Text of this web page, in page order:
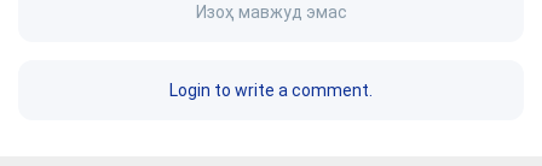
Изоҳ мавжуд эмас
Login to write a comment.